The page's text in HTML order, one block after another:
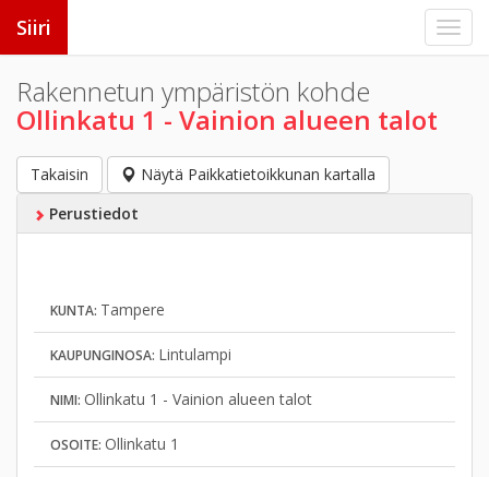
Siiri
Rakennetun ympäristön kohde
Ollinkatu 1 - Vainion alueen talot
Takaisin
Näytä Paikkatietoikkunan kartalla
Perustiedot
KUNTA: Tampere
KAUPUNGINOSA: Lintulampi
NIMI: Ollinkatu 1 - Vainion alueen talot
OSOITE: Ollinkatu 1